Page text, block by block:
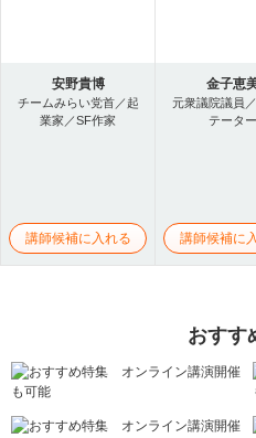
安野貴博
チームみらい党首／起
業家／SF作家
講師候補に入れる
金子恵
元衆議院議員
テーター
講師候補に
おすす